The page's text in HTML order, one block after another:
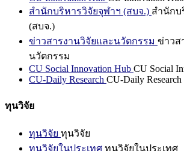
สำนักบริหารวิจัยจุฬาฯ (สบจ.) สำนักบ
(สบจ.)
ข่าวสารงานวิจัยและนวัตกรรม ข่าวส
นวัตกรรม
CU Social Innovation Hub CU Social
CU-Daily Research CU-Daily Research
ทุนวิจัย
ทุนวิจัย ทุนวิจัย
ทุนวิจัยในประเทศ ทุนวิจัยในประเทศ